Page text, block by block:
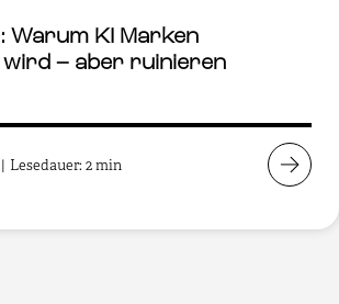
Warum KI Marken
– aber ruinieren
| Lesedauer: 2 min